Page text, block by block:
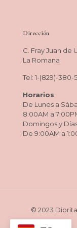
Dirección
C. Fray Juan de
La Romana
Tel: 1-(829)-380-
Horarios
De Lunes a
8:00AM a
Domingos y
De 9:00AM a
© 2023